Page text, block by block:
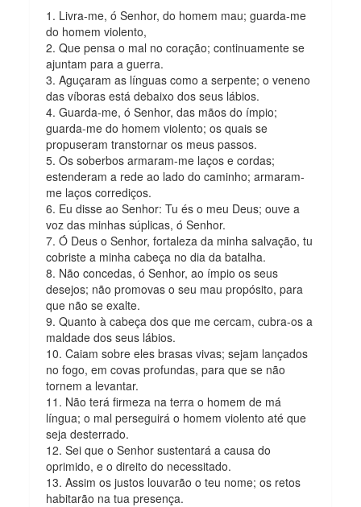
1. Livra-me, ó Senhor, do homem mau; guarda-me
do homem violento,
2. Que pensa o mal no coração; continuamente se
ajuntam para a guerra.
3. Aguçaram as línguas como a serpente; o veneno
das víboras está debaixo dos seus lábios.
4. Guarda-me, ó Senhor, das mãos do ímpio;
guarda-me do homem violento; os quais se
propuseram transtornar os meus passos.
5. Os soberbos armaram-me laços e cordas;
estenderam a rede ao lado do caminho; armaram-
me laços corrediços.
6. Eu disse ao Senhor: Tu és o meu Deus; ouve a
voz das minhas súplicas, ó Senhor.
7. Ó Deus o Senhor, fortaleza da minha salvação, tu
cobriste a minha cabeça no dia da batalha.
8. Não concedas, ó Senhor, ao ímpio os seus
desejos; não promovas o seu mau propósito, para
que não se exalte.
9. Quanto à cabeça dos que me cercam, cubra-os a
maldade dos seus lábios.
10. Caiam sobre eles brasas vivas; sejam lançados
no fogo, em covas profundas, para que se não
tornem a levantar.
11. Não terá firmeza na terra o homem de má
língua; o mal perseguirá o homem violento até que
seja desterrado.
12. Sei que o Senhor sustentará a causa do
oprimido, e o direito do necessitado.
13. Assim os justos louvarão o teu nome; os retos
habitarão na tua presença.